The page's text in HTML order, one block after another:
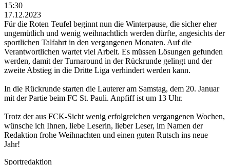
15:30
17.12.2023
Für die Roten Teufel beginnt nun die Winterpause, die sicher eher
ungemütlich und wenig weihnachtlich werden dürfte, angesichts der
sportlichen Talfahrt in den vergangenen Monaten. Auf die
Verantwortlichen wartet viel Arbeit. Es müssen Lösungen gefunden
werden, damit der Turnaround in der Rückrunde gelingt und der
zweite Abstieg in die Dritte Liga verhindert werden kann.
In die Rückrunde starten die Lauterer am Samstag, dem 20. Januar
mit der Partie beim FC St. Pauli. Anpfiff ist um 13 Uhr.
Trotz der aus FCK-Sicht wenig erfolgreichen vergangenen Wochen,
wünsche ich Ihnen, liebe Leserin, lieber Leser, im Namen der
Redaktion frohe Weihnachten und einen guten Rutsch ins neue
Jahr!
Sportredaktion